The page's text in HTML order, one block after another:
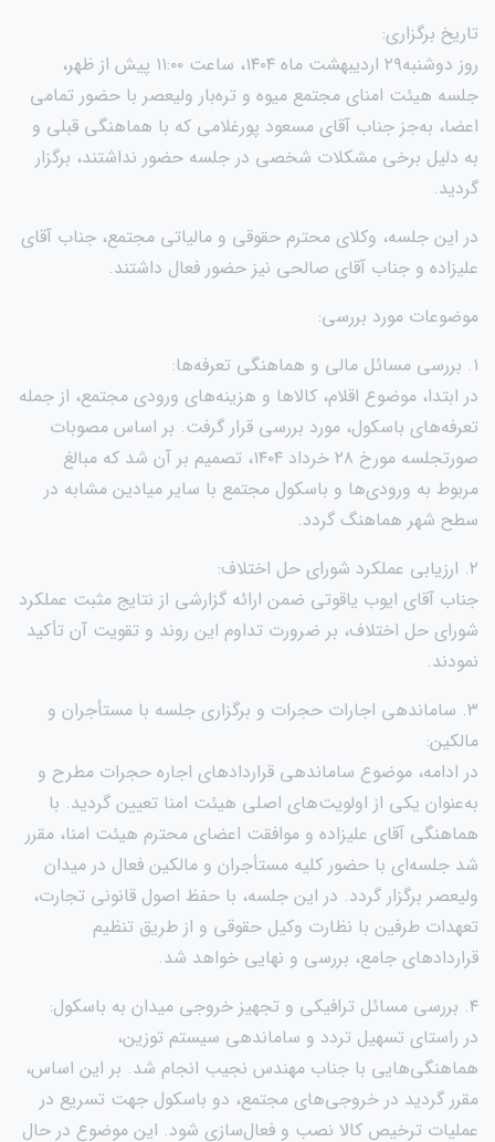
تاریخ برگزاری:
روز دوشنبه۲۹ اردیبهشت ماه ۱۴۰۴، ساعت ۱۱:۰۰ پیش از ظهر،
جلسه هیئت امنای مجتمع میوه و تره‌بار ولیعصر با حضور تمامی
اعضا، به‌جز جناب آقای مسعود پورغلامی که با هماهنگی قبلی و
به دلیل برخی مشکلات شخصی در جلسه حضور نداشتند، برگزار
گردید.
در این جلسه، وکلای محترم حقوقی و مالیاتی مجتمع، جناب آقای
علیزاده و جناب آقای صالحی نیز حضور فعال داشتند.
موضوعات مورد بررسی:
۱. بررسی مسائل مالی و هماهنگی تعرفه‌ها:
در ابتدا، موضوع اقلام، کالاها و هزینه‌های ورودی مجتمع، از جمله
تعرفه‌های باسکول، مورد بررسی قرار گرفت. بر اساس مصوبات
صورتجلسه مورخ ۲۸ خرداد ۱۴۰۴، تصمیم بر آن شد که مبالغ
مربوط به ورودی‌ها و باسکول مجتمع با سایر میادین مشابه در
سطح شهر هماهنگ گردد.
۲. ارزیابی عملکرد شورای حل اختلاف:
جناب آقای ایوب یاقوتی ضمن ارائه گزارشی از نتایج مثبت عملکرد
شورای حل اختلاف، بر ضرورت تداوم این روند و تقویت آن تأکید
نمودند.
۳. ساماندهی اجارات حجرات و برگزاری جلسه با مستأجران و
مالکین:
در ادامه، موضوع ساماندهی قراردادهای اجاره حجرات مطرح و
به‌عنوان یکی از اولویت‌های اصلی هیئت امنا تعیین گردید. با
هماهنگی آقای علیزاده و موافقت اعضای محترم هیئت امنا، مقرر
شد جلسه‌ای با حضور کلیه مستأجران و مالکین فعال در میدان
ولیعصر برگزار گردد. در این جلسه، با حفظ اصول قانونی تجارت،
تعهدات طرفین با نظارت وکیل حقوقی و از طریق تنظیم
قراردادهای جامع، بررسی و نهایی خواهد شد.
۴. بررسی مسائل ترافیکی و تجهیز خروجی میدان به باسکول:
در راستای تسهیل تردد و ساماندهی سیستم توزین،
هماهنگی‌هایی با جناب مهندس نجیب انجام شد. بر این اساس،
مقرر گردید در خروجی‌های مجتمع، دو باسکول جهت تسریع در
عملیات ترخیص کالا نصب و فعال‌سازی شود. این موضوع در حال